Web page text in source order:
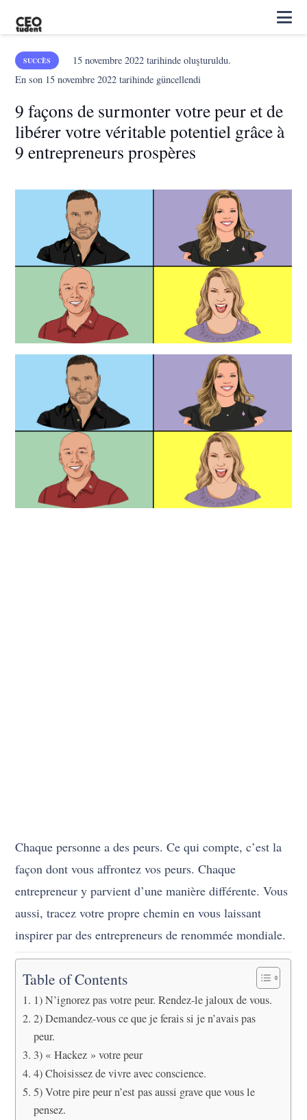
SUCCÈS 15 novembre 2022tarihinde oluşturuldu.
En son 15 novembre 2022 tarihinde güncellendi
9 façons de surmonter votre peur et de
libérer votre véritable potentiel grâce à
9 entrepreneurs prospères
Chaque personne a des peurs. Ce qui compte, c’est la
façon dont vous affrontez vos peurs. Chaque
entrepreneur y parvient d’une manière différente. Vous
aussi, tracez votre propre chemin en vous laissant
inspirer par des entrepreneurs de renommée mondiale.
Table of Contents
1) N’ignorez pas votre peur. Rendez-le jaloux de vous.
2) Demandez-vous ce que je ferais si je n’avais pas
peur.
3) « Hackez » votre peur
4) Choisissez de vivre avec conscience.
5) Votre pire peur n’est pas aussi grave que vous le
pensez.